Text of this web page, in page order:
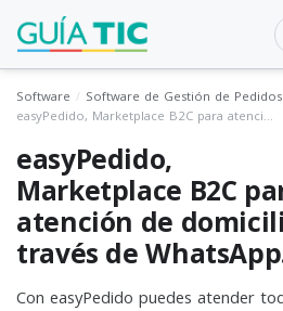
Software
Software de Gestión de
easyPedido, Marketplace B2C para atención de domicilios a través de WhatsApp.
easyPedido,
Marketplace B2C
atención de
través de
Con easyPedido puedes atender